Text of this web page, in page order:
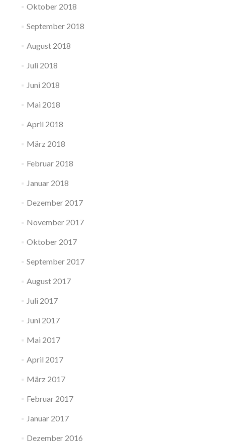
Oktober 2018
September 2018
August 2018
Juli 2018
Juni 2018
Mai 2018
April 2018
März 2018
Februar 2018
Januar 2018
Dezember 2017
November 2017
Oktober 2017
September 2017
August 2017
Juli 2017
Juni 2017
Mai 2017
April 2017
März 2017
Februar 2017
Januar 2017
Dezember 2016